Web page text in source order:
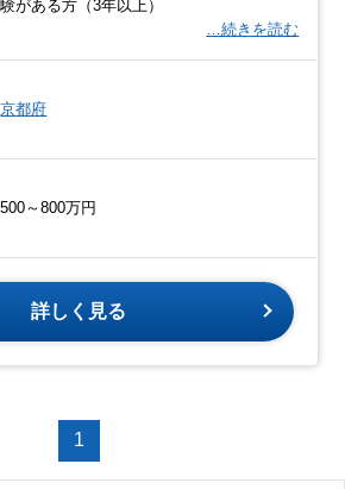
験がある方（3年以上）
…続きを読む
京都府
500～800万円
詳しく見る
1